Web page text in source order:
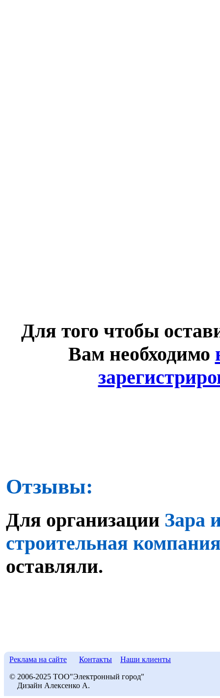
Для того чтобы
Вам необходимо
Отзывы:
Для организации Зара
строительная
оставляли.
Реклама на сайте Контакты Наши клиенты
© 2006-2025 ТОО"Электронный город"
Дизайн Алексенко А.